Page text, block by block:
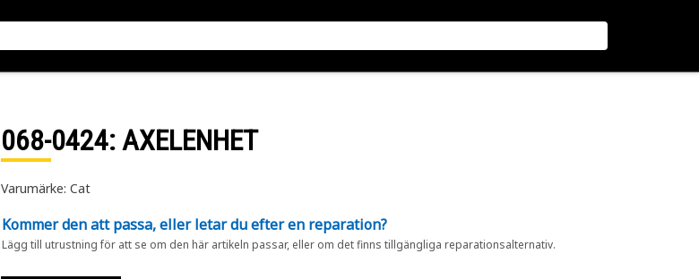
068-0424: AXELENHET
Varumärke: Cat
Kommer den att passa, eller letar du efter en reparation?
Lägg till utrustning för att se om den här artikeln passar, eller om det finns tillgängliga reparationsalternativ.